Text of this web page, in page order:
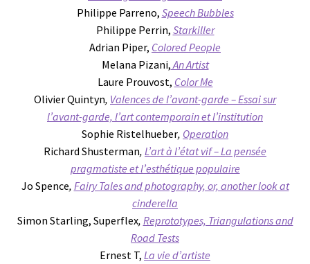
Philippe Parreno, Speech Bubbles
Philippe Perrin, Starkiller
Adrian Piper, Colored People
Melana Pizani, An Artist
Laure Prouvost, Color Me
Olivier Quintyn, Valences de l’avant-garde – Essai sur
l’avant-garde, l’art contemporain et l’institution
Sophie Ristelhueber, Operation
Richard Shusterman, L’art à l’état vif – La pensée
pragmatiste et l’esthétique populaire
Jo Spence, Fairy Tales and photography, or, another look at
cinderella
Simon Starling, Superflex, Reprototypes, Triangulations and
Road Tests
Ernest T, La vie d’artiste